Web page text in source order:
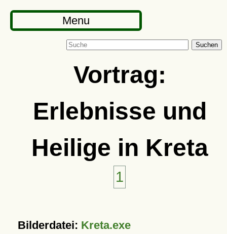
Menu
Suchen
Vortrag:
Erlebnisse und
Heilige in Kreta
1
Bilderdatei: Kreta.exe